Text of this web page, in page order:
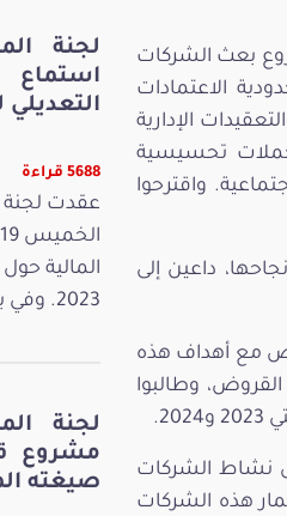
بعث الشركات
الاعتمادات
الإدارية
حملات تحسيسية
واقترحوا
داعين إلى
مع أهداف هذه
وطالبوا
نشاط الشركات
هذه الشركات
لجنة
استماع
التعديلي
5688 قراءة
عقدت لجنة
المالية
2023. وفي بداية ...
لجنة
صيغته